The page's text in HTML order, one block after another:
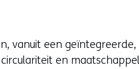
vanuit een geïntegreerde,
en